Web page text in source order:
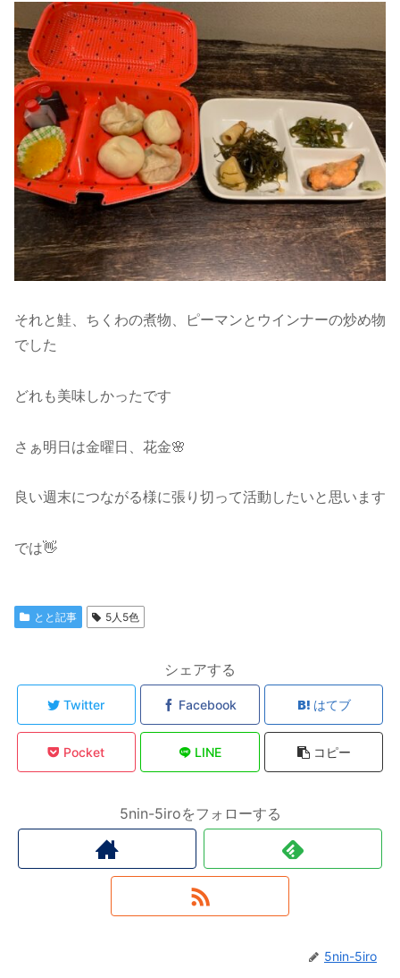
それと鮭、ちくわの煮物、ピーマンとウインナーの炒め物
でした
どれも美味しかったです
さぁ明日は金曜日、花金🌸
良い週末につながる様に張り切って活動したいと思います
では👋
とと記事 5人5色
シェアする
Twitter Facebook はてブ
Pocket LINE コピー
5nin-5iroをフォローする
5nin-5iro